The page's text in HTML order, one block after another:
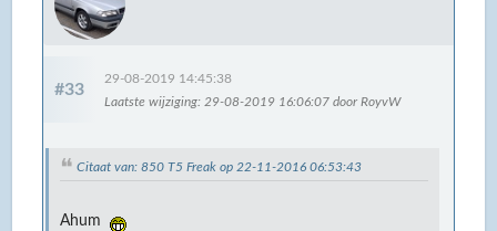
#33
29-08-2019 14:45:38
Laatste wijziging: 29-08-2019 16:06:07 door RoyvW
Citaat van: 850 T5 Freak op 22-11-2016 06:53:43
Ahum